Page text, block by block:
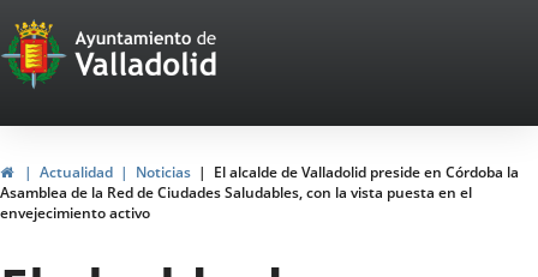
Portal
Web
del
Ayuntamiento
de
Valladolid
HomeActualidad Noticias
El alcalde de Valladolid preside en Córdoba la
Asamblea de la Red de Ciudades Saludables, con la vista puesta en el
envejecimiento activo